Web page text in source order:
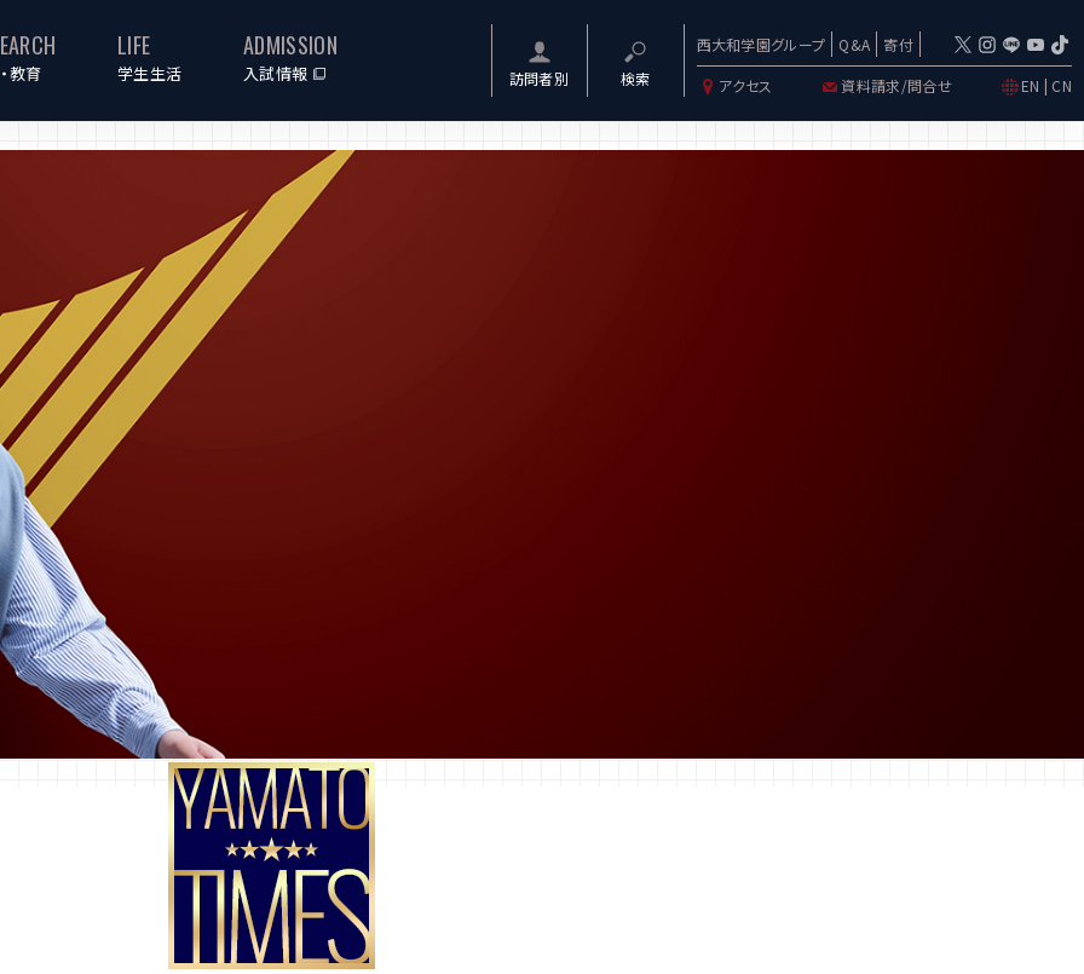
教育
LIFE
学生生活
ADMISSION
入試情報 訪問者別 検索
西大和学園グループ Q&A
寄付
アクセス
資料請求/問合せ EN | CN